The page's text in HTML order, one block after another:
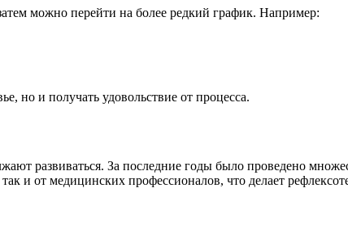
можно перейти на более редкий график. Например:
но и получать удовольствие от процесса.
развиваться. За последние годы было проведено
и от медицинских профессионалов, что делает